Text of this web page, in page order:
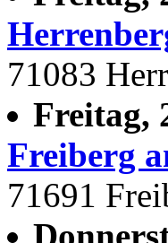
71083
Freitag,
Freiberg
71691